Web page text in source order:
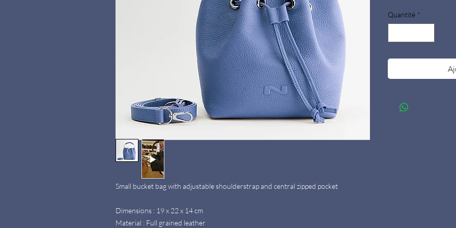
Small bucket bag with adjustable shoulderstrap and central zipped pocket
Dimensions : 19 x 22 x 14 cm
Material : Full grained leather
Quantité *